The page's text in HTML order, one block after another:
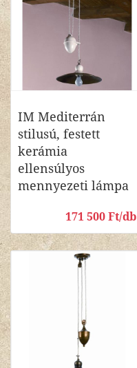
IM Mediterrán
stilusú, festett
kerámia
ellensúlyos
mennyezeti lámpa
171 500 Ft/db